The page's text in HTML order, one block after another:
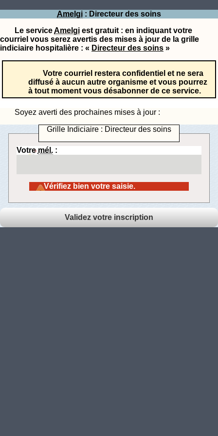
Amelgi : Directeur des soins
Le serviceAmelgi est gratuit : en indiquant votre
courriel vous serez avertis des mises à jour de la grille
indiciaire hospitalière : « Directeur des soins »
Votre courriel restera confidentiel et ne sera
diffusé à aucun autre organisme et vous pourrez
à tout moment vous désabonner de ce service.
Soyez averti des prochaines mises à jour :
Grille Indiciaire : Directeur des soins
Votremél.:
Vérifiez bien votre saisie.